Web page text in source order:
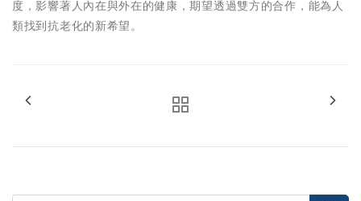
度，影響著人內在與外在的健康，期望透過雙方的合作，能為人
類找到抗老化的新希望。